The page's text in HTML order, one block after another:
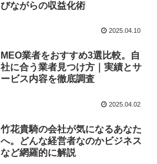
びながらの収益化術
2025.04.10
MEO業者をおすすめ3選比較。自
社に合う業者見つけ方｜実績とサ
ービス内容を徹底調査
2025.04.02
竹花貴騎の会社が気になるあなた
へ。どんな経営者なのかビジネス
など網羅的に解説